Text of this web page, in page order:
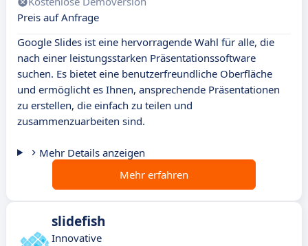
Preis auf Anfrage
Google Slides ist eine hervorragende Wahl für alle, die
nach einer leistungsstarken Präsentationssoftware
suchen. Es bietet eine benutzerfreundliche Oberfläche
und ermöglicht es Ihnen, ansprechende Präsentationen
zu erstellen, die einfach zu teilen und
zusammenzuarbeiten sind.
Mehr Details anzeigen
Mehr erfahren
slidefish
Innovative